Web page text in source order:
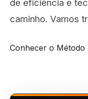
de eficiência e
caminho. Vamos
Conhecer o Método